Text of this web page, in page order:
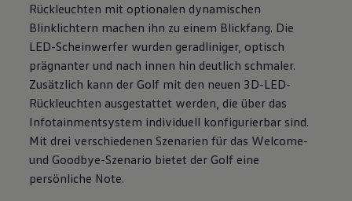
Motorenöl und Flüssigkeiten
Räder und Reifen
Pannen- und Unfallhilfe
Economy Service
Volkswagen Teile
Zubehör
Modellspezifisches Zubehör
Schutz und Pflege
Transport
Entertainment und Elektronik
Individualisieren
Wallbox und Ladekabel
Digitale Extras
Rückleuchten mit optionalen dynamischen
Blinklichtern machen ihn zu einem Blickfang. Die
LED-Scheinwerfer wurden geradliniger, optisch
prägnanter und nach innen hin deutlich schmaler.
Zusätzlich kann der Golf mit den neuen 3D-LED-
Rückleuchten ausgestattet werden, die über das
Infotainmentsystem individuell konfigurierbar sind.
Mit drei verschiedenen Szenarien für das Welcome-
und Goodbye-Szenario bietet der Golf eine
persönliche Note.